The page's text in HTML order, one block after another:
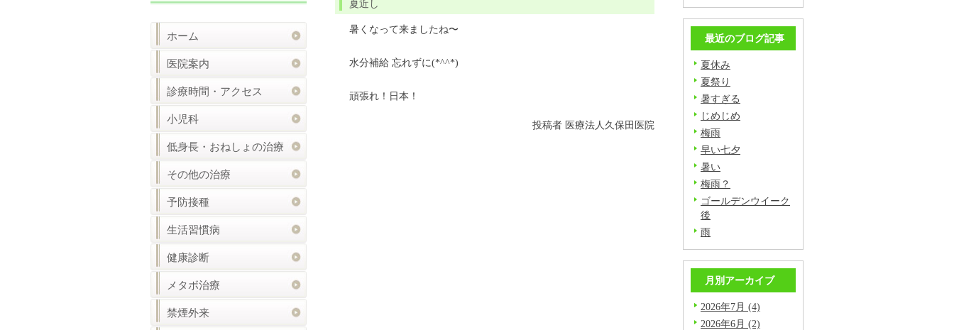
夏近し
暑くなって来ましたね〜
水分補給 忘れずに(*^^*)
頑張れ！日本！
投稿者 医療法人久保田医院
最近のブログ記事
夏休み
夏祭り
暑すぎる
じめじめ
梅雨
早い七夕
暑い
梅雨？
ゴールデンウイーク
後
雨
月別アーカイブ
2026年7月 (4)
2026年6月 (2)
ホーム
医院案内
診療時間・アクセス
小児科
低身長・おねしょの治療
その他の治療
予防接種
生活習慣病
健康診断
メタボ治療
禁煙外来